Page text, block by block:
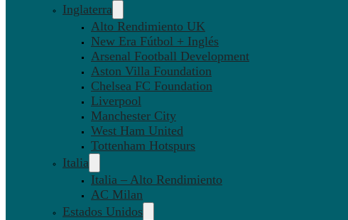
Inglaterra
Alto Rendimiento UK
New Era Fútbol + Inglés
Arsenal Football Development
Aston Villa Foundation
Chelsea FC Foundation
Liverpool
Manchester City
West Ham United
Tottenham Hotspurs
Italia
Italia – Alto Rendimiento
AC Milan
Estados Unidos